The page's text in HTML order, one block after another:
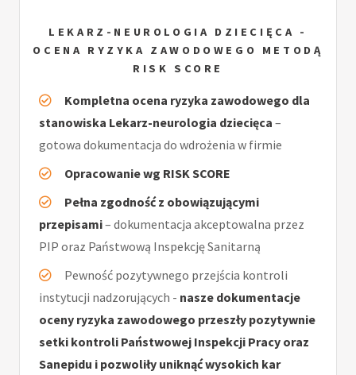
LEKARZ-NEUROLOGIA DZIECIĘCA -
OCENA RYZYKA ZAWODOWEGO METODĄ
RISK SCORE
Kompletna ocena ryzyka zawodowego dla
stanowiska Lekarz-neurologia dziecięca –
gotowa dokumentacja do wdrożenia w firmie
Opracowanie wg RISK SCORE
Pełna zgodność z obowiązującymi
przepisami– dokumentacja akceptowalna przez
PIP oraz Państwową Inspekcję Sanitarną
Pewność pozytywnego przejścia kontroli
instytucji nadzorujących - nasze dokumentacje
oceny ryzyka zawodowego przeszły pozytywnie
setki kontroli Państwowej Inspekcji Pracy oraz
Sanepidu i pozwoliły uniknąć wysokich kar